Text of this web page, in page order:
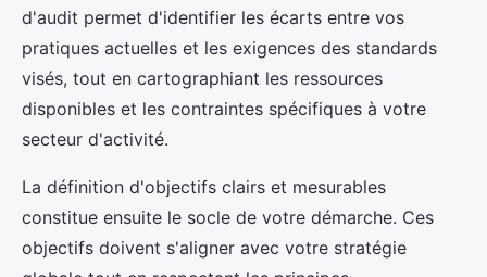
d'audit permet d'identifier les écarts entre vos
pratiques actuelles et les exigences des standards
visés, tout en cartographiant les ressources
disponibles et les contraintes spécifiques à votre
secteur d'activité.
La définition d'objectifs clairs et mesurables
constitue ensuite le socle de votre démarche. Ces
objectifs doivent s'aligner avec votre stratégie